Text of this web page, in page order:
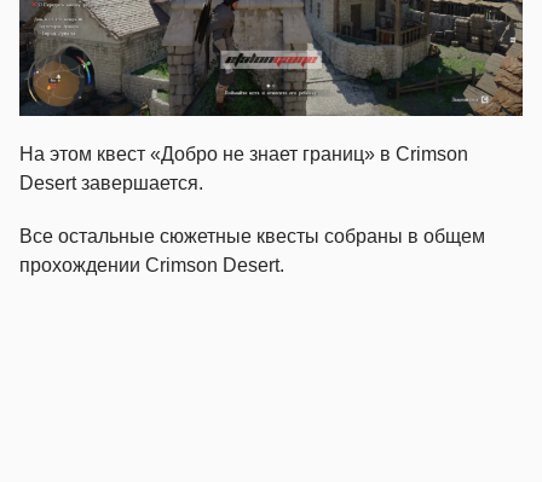
На этом квест «Добро не знает границ» в Crimson
Desert завершается.
Все остальные сюжетные квесты собраны в общем
прохождении Crimson Desert.